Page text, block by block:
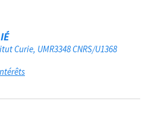
Curie, UMR3348 CNRS/U1368